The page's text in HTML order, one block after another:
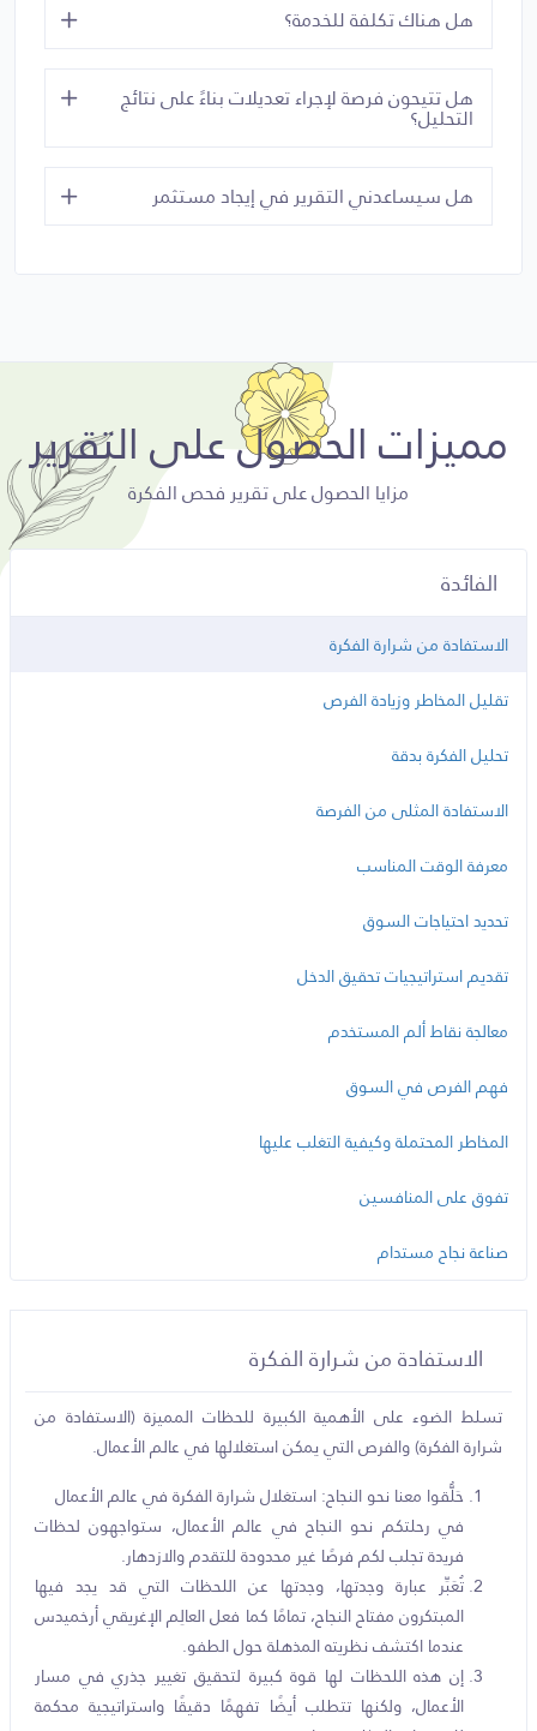
هل هناك تكلفة للخدمة؟
هل تتيحون فرصة لإجراء تعديلات بناءً على نتائج
التحليل؟
هل سيساعدني التقرير في إيجاد مستثمر
مميزات الحصول على التقرير
مزايا الحصول على تقرير فحص الفكرة
الفائدة
الاستفادة من شرارة الفكرة
تقليل المخاطر وزيادة الفرص
تحليل الفكرة بدقة
الاستفادة المثلى من الفرصة
معرفة الوقت المناسب
تحديد احتياجات السوق
تقديم استراتيجيات تحقيق الدخل
معالجة نقاط ألم المستخدم
فهم الفرص في السوق
المخاطر المحتملة وكيفية التغلب عليها
تفوق على المنافسين
صناعة نجاح مستدام
الاستفادة من شرارة الفكرة
تسلط الضوء على الأهمية الكبيرة للحظات المميزة (الاستفادة من
شرارة الفكرة) والفرص التي يمكن استغلالها في عالم الأعمال.
حَلُّقوا معنا نحو النجاح: استغلال شرارة الفكرة في عالم الأعمال
في رحلتكم نحو النجاح في عالم الأعمال، ستواجهون لحظات
فريدة تجلب لكم فرصًا غير محدودة للتقدم والازدهار.
تُعَبِّر عبارة وجدتها، وجدتها عن اللحظات التي قد يجد فيها
المبتكرون مفتاح النجاح، تمامًا كما فعل العالِم الإغريقي أرخميدس
عندما اكتشف نظريته المذهلة حول الطفو.
إن هذه اللحظات لها قوة كبيرة لتحقيق تغيير جذري في مسار
الأعمال، ولكنها تتطلب أيضًا تفهمًا دقيقًا واستراتيجية محكمة